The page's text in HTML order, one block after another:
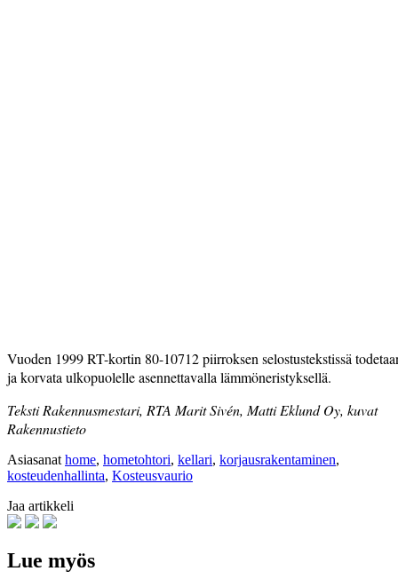
Vuoden 1999 RT-kortin 80-10712 piirroksen selostustekstissä
ja korvata ulkopuolelle asennettavalla lämmöneristyksellä.
Teksti Rakennusmestari, RTA Marit Sivén, Matti Eklund Oy, kuvat
Rakennustieto
Asiasanat home, hometohtori, kellari, korjausrakentaminen,
kosteudenhallinta, Kosteusvaurio
Jaa artikkeli
Lue myös